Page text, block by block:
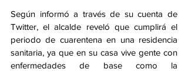
Según informó a través de su cuenta de
Twitter, el alcalde reveló que cumplirá el
periodo de cuarentena en una residencia
sanitaria, ya que en su casa vive gente con
enfermedades de base como la